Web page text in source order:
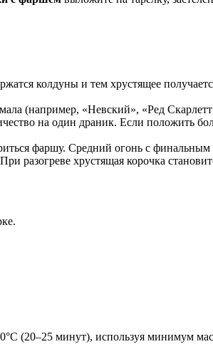
колдуны и тем хрустящее
(например, «Невский», «Ред
на один драник. Если положить
фаршу. Средний огонь с
разогреве хрустящая корочка
(20–25 минут), используя минимум